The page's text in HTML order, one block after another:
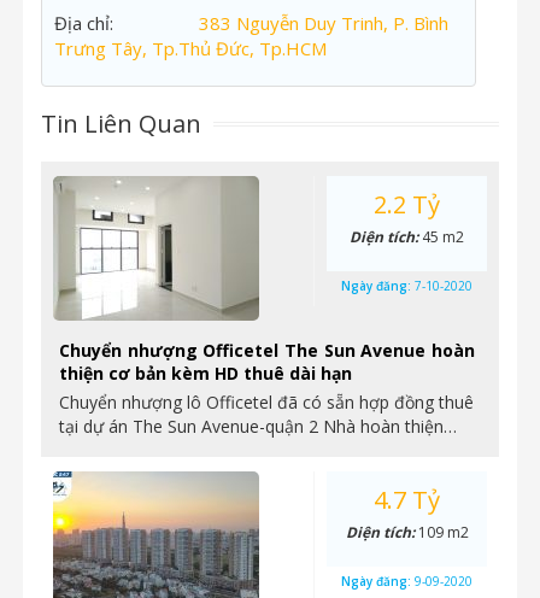
Địa chỉ:
383 Nguyễn Duy Trinh, P. Bình
Trưng Tây, Tp.Thủ Đức, Tp.HCM
Tin Liên Quan
Chuyển nhượng Officetel The Sun Avenue hoàn
thiện cơ bản kèm HD thuê dài hạn
Chuyển nhượng lô Officetel đã có sẵn hợp đồng thuê
tại dự án The Sun Avenue-quận 2 Nhà hoàn thiện…
2.2 Tỷ
Diện tích:45 m2
Ngày đăng: 7-10-2020
4.7 Tỷ
Diện tích:109 m2
Ngày đăng: 9-09-2020